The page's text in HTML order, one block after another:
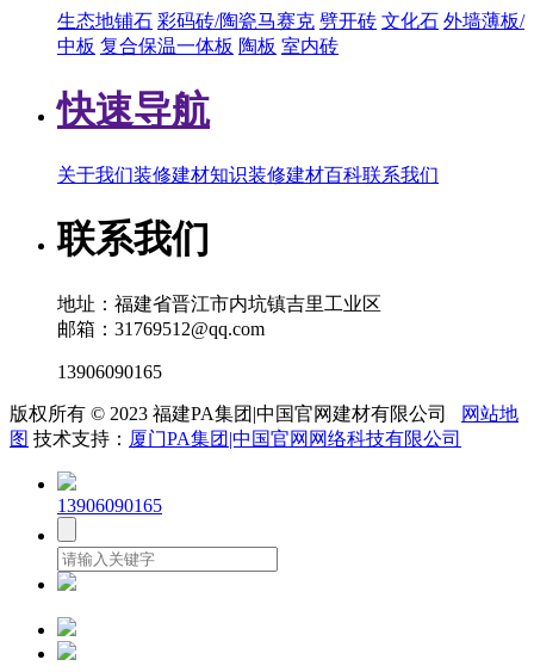
生态地铺石 彩码砖/陶瓷马赛克 劈开砖 文化石 外墙薄板/
中板 复合保温一体板 陶板 室内砖
快速导航
关于我们装修建材知识装修建材百科联系我们
联系我们
地址：福建省晋江市内坑镇吉里工业区
邮箱：31769512@qq.com
13906090165
版权所有 © 2023 福建PA集团|中国官网建材有限公司
网站地
图 技术支持： 厦门PA集团|中国官网网络科技有限公司
13906090165